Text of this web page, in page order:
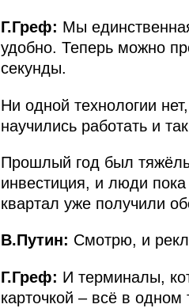
Г.Греф: Мы
удобно. Теперь можно
секунды.
Ни одной технологии
научились работать и
Прошлый год был
инвестиция, и люди
квартал уже получили
В.Путин: Смотрю, и
Г.Греф: И терминалы,
карточкой – всё в